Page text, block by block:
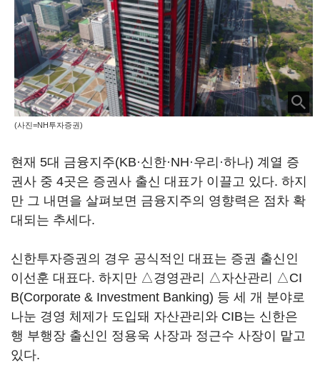
(사진=NH투자증권)
현재 5대 금융지주(KB·신한·NH·우리·하나) 계열 증
권사 중 4곳은 증권사 출신 대표가 이끌고 있다. 하지
만 그 내면을 살펴보면 금융지주의 영향력은 점차 확
대되는 추세다.
신한투자증권의 경우 공식적인 대표는 증권 출신인
이선훈 대표다. 하지만 △경영관리 △자산관리 △CI
B(Corporate & Investment Banking) 등 세 개 분야로
나눈 경영 체제가 도입돼 자산관리와 CIB는 신한은
행 부행장 출신인 정용욱 사장과 정근수 사장이 맡고
있다.